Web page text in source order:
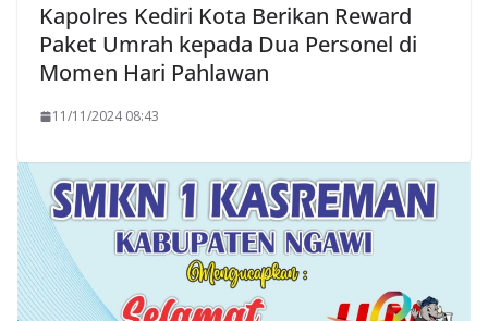
Kapolres Kediri Kota Berikan Reward
Paket Umrah kepada Dua Personel di
Momen Hari Pahlawan
11/11/2024 08:43